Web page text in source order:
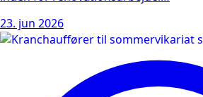
23. jun 2026